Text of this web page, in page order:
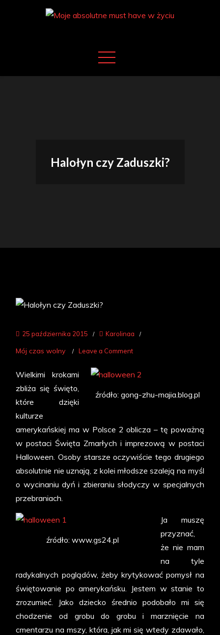
Halołyn czy Zaduszki?
25 października 2015 Karolinaa
Mój czas wolny Leave a Commenton
czy
Zaduszki?
źródło: gong-zhu-majia.blog.pl
Wielkimi krokami
zbliża się święto,
które dzięki
kulturze
amerykańskiej ma w Polsce 2 oblicza – tę poważną
w postaci Święta Zmarłych i imprezową w postaci
Halloween. Osoby starsze oczywiście tego drugiego
absolutnie nie uznają, z kolei młodsze szaleją na myśl
o wycinaniu dyń i zbieraniu słodyczy w specjalnych
przebraniach.
źródło: www.gs24.pl
Ja muszę
przyznać,
że nie mam
na tyle
radykalnych poglądów, żeby krytykować pomysł na
świętowanie po amerykańsku. Jestem w stanie to
zrozumieć. Jako dziecko średnio podobało mi się
chodzenie od grobu do grobu i marznięcie na
cmentarzu na mszy, która, jak mi się wtedy zdawało,